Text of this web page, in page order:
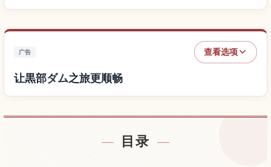
广告 查看选项
让黒部ダム之旅更顺畅
目录